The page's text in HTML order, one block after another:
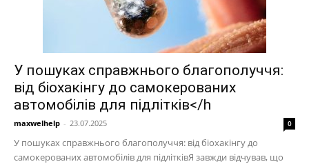
У пошуках справжнього благополуччя:
від біохакінгу до самокерованих
автомобілів для підлітків</h
maxwelhelp - 23.07.2025 0
У пошуках справжнього благополуччя: від біохакінгу до
самокерованих автомобілів для підлітківЯ завжди відчував, що